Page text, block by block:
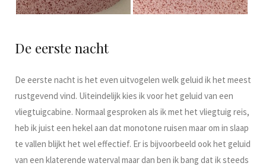
De eerste nacht
De eerste nacht is het even uitvogelen welk geluid ik het meest
rustgevend vind. Uiteindelijk kies ik voor het geluid van een
vliegtuigcabine. Normaal gesproken als ik met het vliegtuig reis,
heb ik juist een hekel aan dat monotone ruisen maar om in slaap
te vallen blijkt het wel effectief. Er is bijvoorbeeld ook het geluid
van een klaterende waterval maar dan ben ik bang dat ik steeds